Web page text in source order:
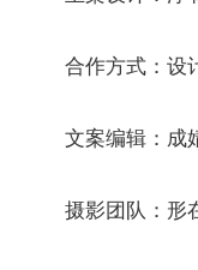
合作方式：设
文案编辑：成
摄影团队：形